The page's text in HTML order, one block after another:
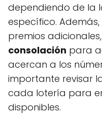
dependiendo de la
específico.
premios
consolación para
acercan a los
importante revisar
cada lotería para
disponibles.